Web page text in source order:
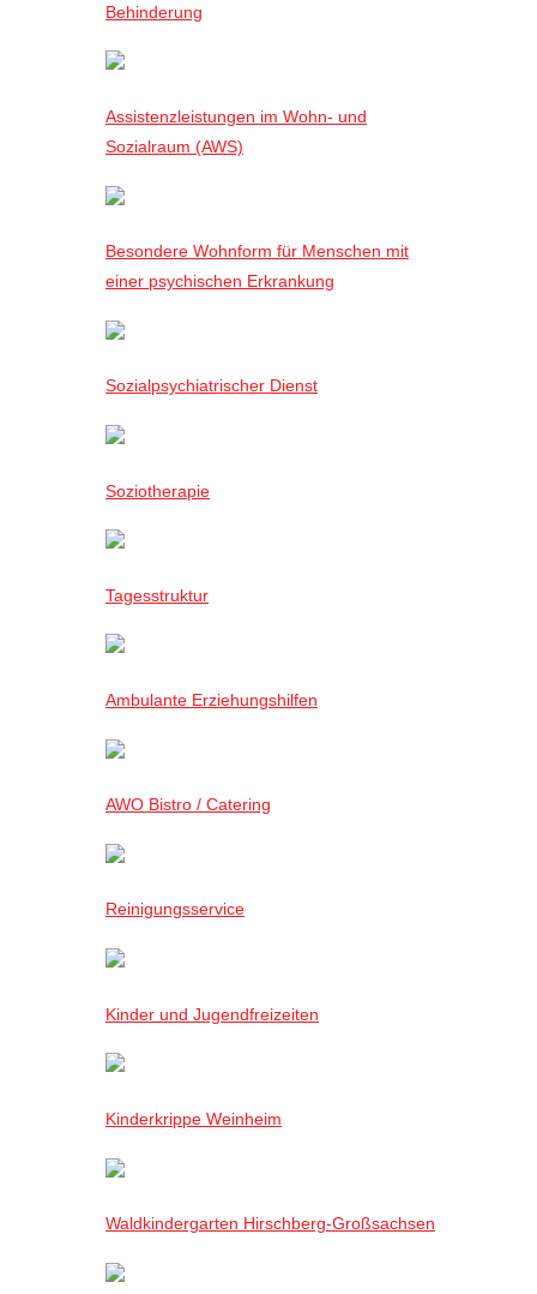
Behinderung
Assistenzleistungen im Wohn- und
Sozialraum (AWS)
Besondere Wohnform für Menschen mit
einer psychischen Erkrankung
Sozialpsychiatrischer Dienst
Soziotherapie
Tagesstruktur
Ambulante Erziehungshilfen
AWO Bistro / Catering
Reinigungsservice
Kinder und Jugendfreizeiten
Kinderkrippe Weinheim
Waldkindergarten Hirschberg-Großsachsen